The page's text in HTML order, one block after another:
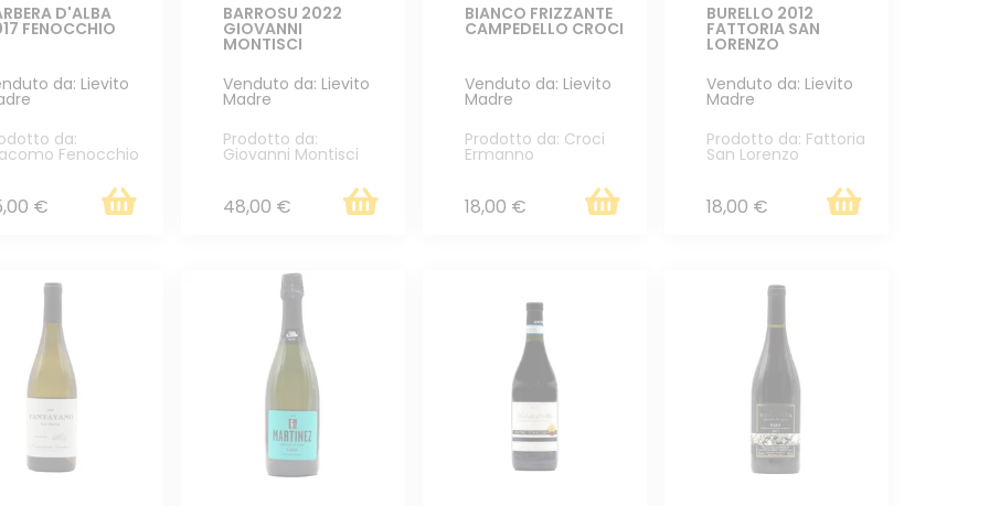
D'ALBA
FENOCCHIO
da: Lievito
da:
Fenocchio
€
BARROSU 2022
GIOVANNI
MONTISCI
Venduto da: Lievito
Madre
Prodotto da:
Giovanni Montisci
48,00 €
BIANCO FRIZZANTE
CAMPEDELLO CROCI
Venduto da: Lievito
Madre
Prodotto da: Croci
Ermanno
18,00 €
BURELLO 2012
FATTORIA SAN
LORENZO
Venduto da: Lievito
Madre
Prodotto da: Fattoria
San Lorenzo
18,00 €